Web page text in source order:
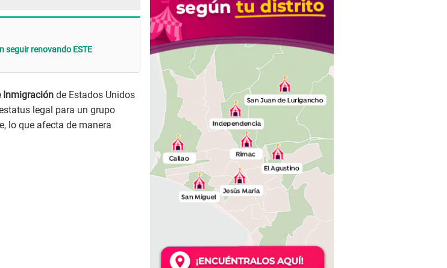
seguir renovando ESTE
Inmigración de Estados Unidos
legal para un grupo
lo que afecta de manera